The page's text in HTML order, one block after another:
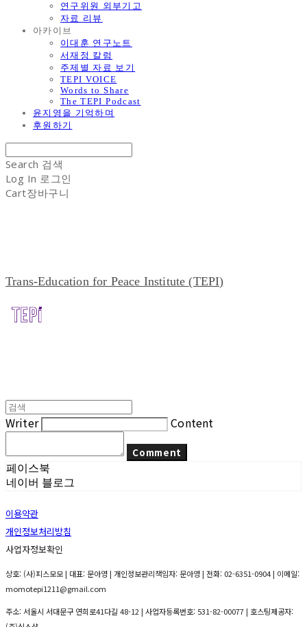
연구위원 외부기고
자료 리뷰
아카이브
이대훈 연구노트
서재정 칼럼
주제별 자료 보기
TEPI VOICE
Words to Share
The TEPI Podcast
윤지영을 기억하며
후원하기
Search 검색
Log In 로그인
Cart장바구니
Trans-Education for Peace Institute (TEPI)
Writer Content
Comment
페이스북
네이버 블로그
이용약관
개인정보처리방침
사업자정보확인
상호: (사)피스모모 | 대표: 문아영 | 개인정보관리책임자: 문아영 | 전화: 02-6351-0904 | 이메일:
momotepi1211@gmail.com
주소: 서울시 서대문구 연희로41다길 48-12 | 사업자등록번호: 531-82-00077 | 호스팅제공자: